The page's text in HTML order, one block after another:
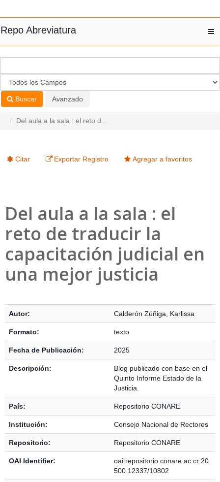
Repo Abreviatura
Buscar Avanzado
Del aula a la sala : el reto d...
Citar Exportar Registro Agregar a favoritos
Del aula a la sala : el
reto de traducir la
capacitación judicial en
una mejor justicia
Autor: Calderón Zúñiga, Karlissa
Formato: texto
Fecha de Publicación: 2025
Descripción:
Blog publicado con base en el
Quinto Informe Estado de la
Justicia.
País: Repositorio CONARE
Institución: Consejo Nacional de Rectores
Repositorio: Repositorio CONARE
OAI Identifier:
oai:repositorio.conare.ac.cr:20.
500.12337/10802